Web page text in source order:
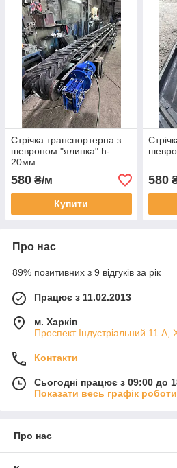
Стрічка транспортерна з
шевроном "ялинка" h-
20мм
580 ₴/м
Купити
580
Про нас
89% позитивних з 9 відгуків за рік
Працює з 11.02.2013
м. Харків
Проспект Індустріальний 11 А,
Контакти
Сьогодні працює з 09:00 до
Показати весь графік роботи
Про нас